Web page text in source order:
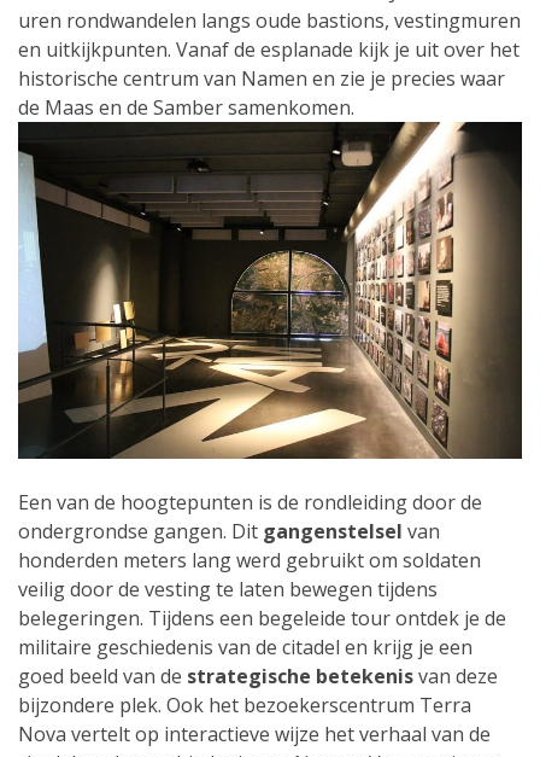
uren rondwandelen langs oude bastions, vestingmuren
en uitkijkpunten. Vanaf de esplanade kijk je uit over het
historische centrum van Namen en zie je precies waar
de Maas en de Samber samenkomen.
Een van de hoogtepunten is de rondleiding door de
ondergrondse gangen. Dit gangenstelsel van
honderden meters lang werd gebruikt om soldaten
veilig door de vesting te laten bewegen tijdens
belegeringen. Tijdens een begeleide tour ontdek je de
militaire geschiedenis van de citadel en krijg je een
goed beeld van de strategische betekenisvan deze
bijzondere plek. Ook het bezoekerscentrum Terra
Nova vertelt op interactieve wijze het verhaal van de